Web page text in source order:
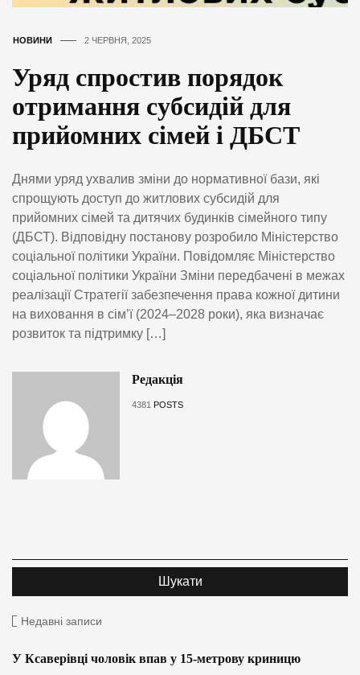
НОВИНИ 2 ЧЕРВНЯ, 2025
Уряд спростив порядок
отримання субсидій для
прийомних сімей і ДБСТ
Днями уряд ухвалив зміни до нормативної бази, які
спрощують доступ до житлових субсидій для
прийомних сімей та дитячих будинків сімейного типу
(ДБСТ). Відповідну постанову розробило Міністерство
соціальної політики України. Повідомляє Міністерство
соціальної політики України Зміни передбачені в межах
реалізації Стратегії забезпечення права кожної дитини
на виховання в сім’ї (2024–2028 роки), яка визначає
розвиток та підтримку […]
Редакція
4381 POSTS
Недавні записи
У Ксаверівці чоловік впав у 15-метрову криницю